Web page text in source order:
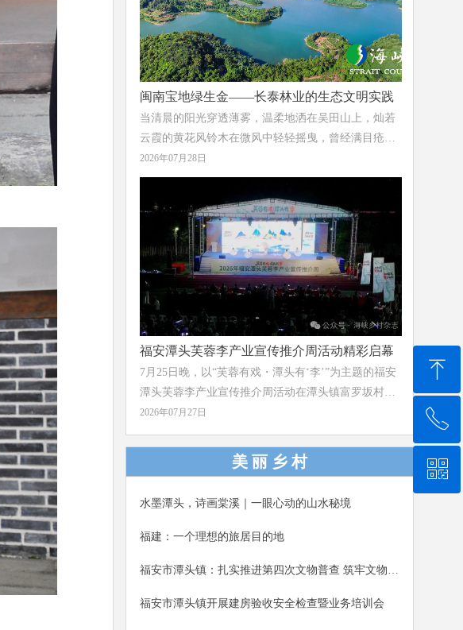
闽南宝地绿生金——长泰林业的生态文明实践
当清晨的阳光穿透薄雾，温柔地洒在吴田山上，灿若
云霞的黄花风铃木在微风中轻轻摇曳，曾经满目疮痍
的废弃矿山，已蝶变为“蓝湖嵌林海”的生态画卷；当
千年古樟的树荫下溪流潺潺、游人漫步，这座千年古
县的历史文脉正与绿水青山一同延续；当林下砂仁在
天然荫蔽中悄然生长、花农在智能温室里采收出口海
外的切花菊，“绿水青山就是金山银山”的理念在这片
土地上结出丰硕的果实。
2026年07月28日
福安潭头芙蓉李产业宣传推介周活动精彩启幕
7月25日晚，以“芙蓉有戏・潭头有‘李’”为主题的福安
潭头芙蓉李产业宣传推介周活动在潭头镇富罗坂村潭
头中学操场举办，现场活动融合产业表彰、文艺展
演、趣味互动、电商分享，正式开启为期一周的芙蓉
李系列推广活动，助力乡村振兴。福安市人大常委会
党组书记、主任詹廷平，福安市副市长钟高培参加本
2026年07月27日
美 丽 乡 村
水墨潭头，诗画棠溪｜一眼心动的山水秘境
福建：一个理想的旅居目的地
福安市潭头镇：扎实推进第四次文物普查 筑牢文物保护安全屏障
福安市潭头镇开展建房验收安全检查暨业务培训会
ꁸ
回到顶部
ꂅ
0591-87888217
ꀥ